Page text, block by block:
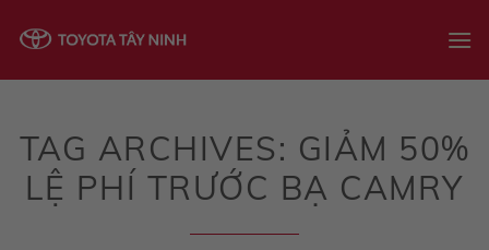
TAG ARCHIVES: GIẢM 50%
LỆ PHÍ TRƯỚC BẠ CAMRY